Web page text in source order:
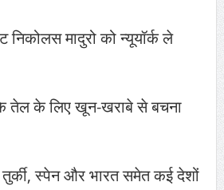
मादुरो को न्यूयॉर्क ले
तेल के लिए खून-खराबे से बचना
स्पेन और भारत समेत कई देशों